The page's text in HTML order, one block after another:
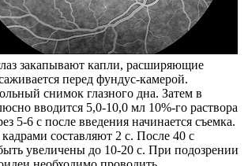
закапывают капли, расширяющие
перед фундус-камерой.
снимок глазного дна. Затем в
вводится 5,0-10,0 мл 10%-го раствора
5-6 с после введения начинается съемка.
составляют 2 с. После 40 с
увеличены до 10-20 с. При подозрении